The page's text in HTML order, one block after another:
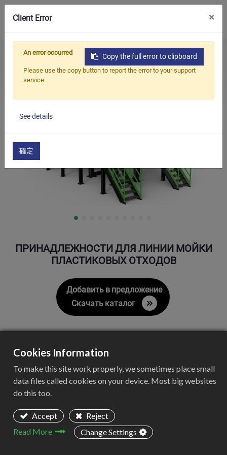
Приложения
О предприятии
Связаться с нами
English (US)
русский язык
Home
Products
Очистка системы восстановления грануляции
Принадлежности для линии мойки пластиковых
ПРИНАДЛЕЖНОСТИ ДЛЯ ЛИНИИ МОЙКИ
ПЛАСТИКОВЫХ ОТХОДОВ
Добавить в предложение
Скачать каталог
Принадлежности для линии
мойки пластиковых отходов
Cookies Information
To make this site work properly, we sometimes place small
data files called cookies on your device. Most big websites
do this too.
Accept
Reject
Read More
Change Settings
Client Error ×
Copy the full error to clipboard
An error occurred
Please use the copy button to report the error to your support
service.
See details
確定